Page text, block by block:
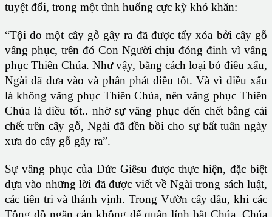
tuyệt đối, trong một tình huống cực kỳ khó khăn:
“Tội do một cây gỗ gây ra đã được tẩy xóa bởi cây gỗ
vâng phục, trên đó Con Người chịu đóng đinh vì vâng
phục Thiên Chúa. Như vậy, bằng cách loại bỏ điều xấu,
Ngài đã đưa vào và phân phát điều tốt. Và vì điều xấu
là không vâng phục Thiên Chúa, nên vâng phục Thiên
Chúa là điều tốt.. nhờ sự vâng phục đến chết bằng cái
chết trên cây gỗ, Ngài đã đền bồi cho sự bất tuân ngày
xưa do cây gỗ gây ra”.
Sự vâng phục của Đức Giêsu được thực hiện, đặc biệt
dựa vào những lời đã được viết về Ngài trong sách luật,
các tiên tri và thánh vịnh. Trong Vườn cây dầu, khi các
Tông đồ ngăn cản không để quân lính bắt Chúa, Chúa